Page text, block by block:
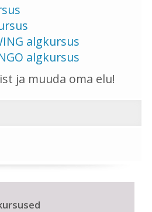
algkursus
algkursus
ja muuda oma elu!